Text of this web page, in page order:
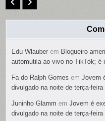
Edu Wlauber em Blogueiro
automutila ao vivo no TikTok; é
Fa do Ralph Gomes emJovem
divulgado na noite de terça-
Juninho Glamm emJovem é
divulgado na noite de terça-